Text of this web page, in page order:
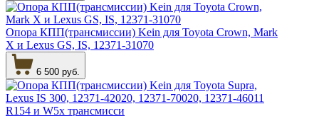
Опора КПП(трансмиссии) Kein для Toyota Crown, Mark
X и Lexus GS, IS, 12371-31070
6 500 руб.